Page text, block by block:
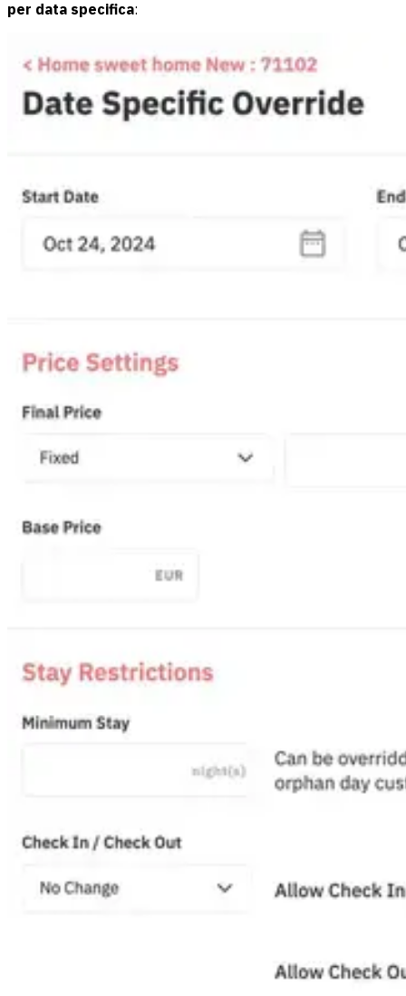
per data specifica: